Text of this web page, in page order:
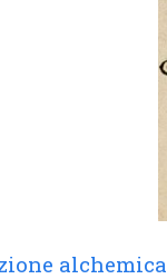
alchemica